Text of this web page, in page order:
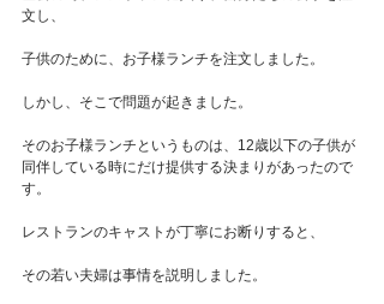
文し、
子供のために、お子様ランチを注文しました。
しかし、そこで問題が起きました。
そのお子様ランチというものは、12歳以下の子供が
同伴している時にだけ提供する決まりがあったので
す。
レストランのキャストが丁寧にお断りすると、
その若い夫婦は事情を説明しました。